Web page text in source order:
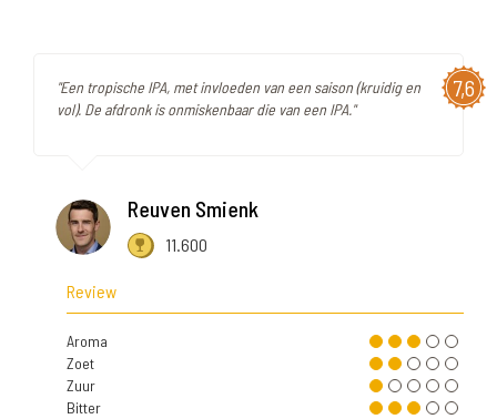
7,6
"Een tropische IPA, met invloeden van een saison (kruidig en
vol). De afdronk is onmiskenbaar die van een IPA."
Reuven Smienk
11.600
Review
Aroma
Zoet
Zuur
Bitter